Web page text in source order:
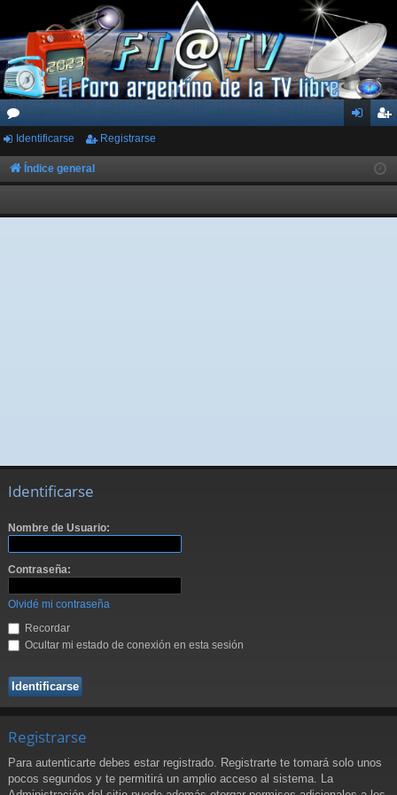
or
os
ar
ist
rs
Identificarse Registrarse
Índice general
Identificarse
Nombre de Usuario:
Contraseña:
Olvidé mi contraseña
Recordar
Ocultar mi estado de conexión en esta sesión
Registrarse
Para autenticarte debes estar registrado. Registrarte te tomará solo unos
pocos segundos y te permitirá un amplio acceso al sistema. La